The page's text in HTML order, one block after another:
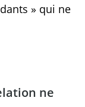
» qui ne
ne